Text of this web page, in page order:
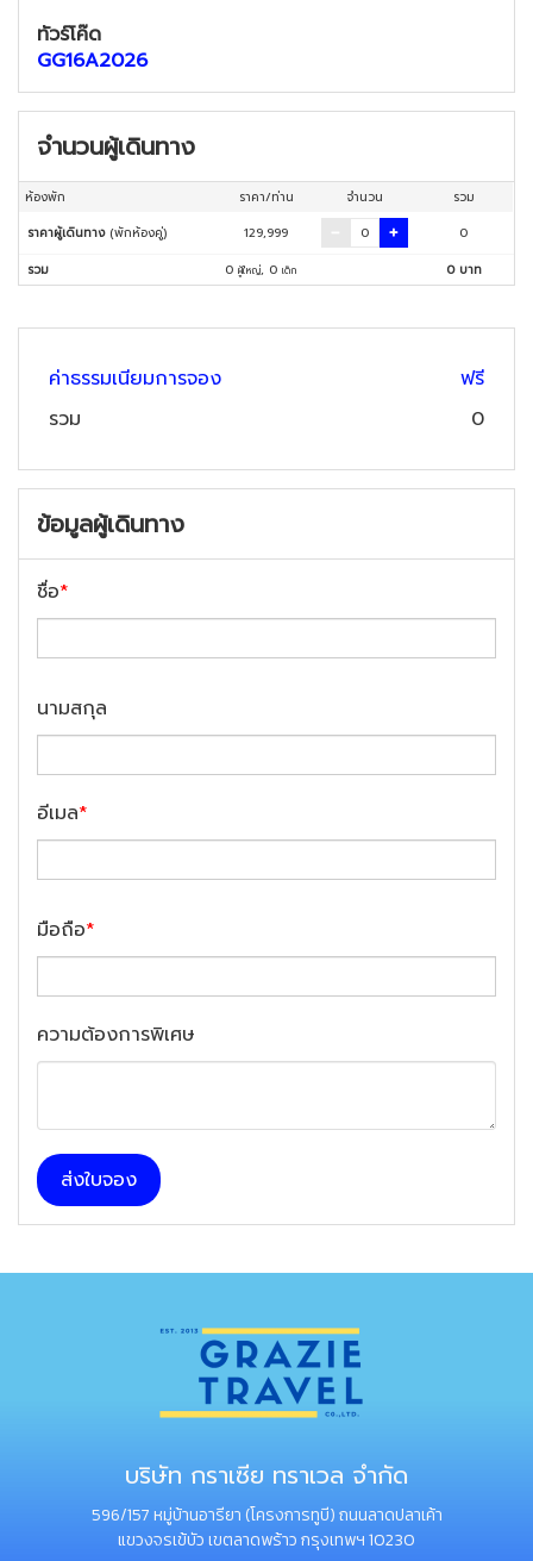
ทัวร์โค๊ด
GG16A2026
จำนวนผู้เดินทาง
ห้องพัก ราคา/ท่าน จำนวน
รวม
ราคาผู้เดินทาง (พักห้องคู่) 129,999 0
รวม 0 ผู้ใหญ่, 0 เด็ก 0 บาท
ค่าธรรมเนียมการจอง
ฟรี
รวม
0
ข้อมูลผู้เดินทาง
ชื่อ*
นามสกุล
อีเมล*
มือถือ*
ความต้องการพิเศษ
ส่งใบจอง
บริษัท กราเซีย ทราเวล จำกัด
596/157 หมู่บ้านอารียา (โครงการทูบี) ถนนลาดปลาเค้า
แขวงจรเข้บัว เขตลาดพร้าว กรุงเทพฯ 10230